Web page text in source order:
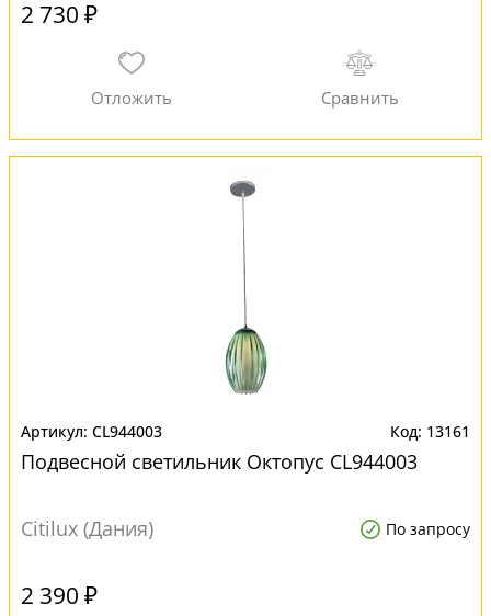
2 730 ₽
CL944003 13161
Подвесной светильник Октопус CL944003
Citilux (Дания) По запросу
2 390 ₽